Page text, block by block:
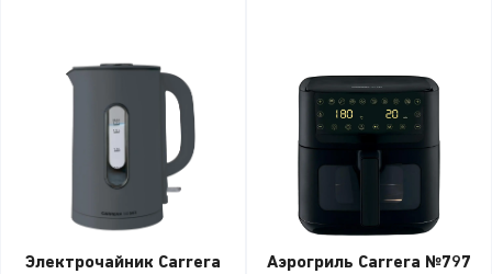
Электрочайник Carrera
Аэрогриль Carrera №797